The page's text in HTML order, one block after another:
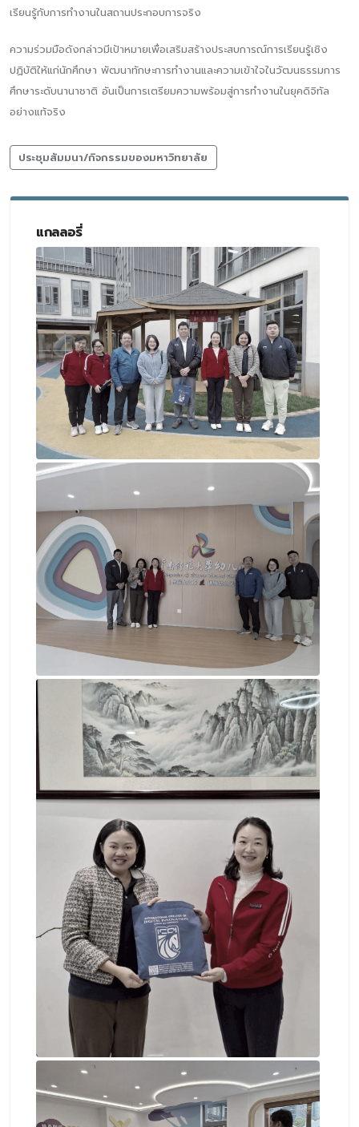
เรียนรู้กับการทำงานในสถานประกอบการจริง
ความร่วมมือดังกล่าวมีเป้าหมายเพื่อเสริมสร้างประสบการณ์การเรียนรู้เชิง
ปฏิบัติให้แก่นักศึกษา พัฒนาทักษะการทำงานและความเข้าใจในวัฒนธรรมการ
ศึกษาระดับนานาชาติ อันเป็นการเตรียมความพร้อมสู่การทำงานในยุคดิจิทัล
อย่างแท้จริง
ประชุมสัมมนา/กิจกรรมของมหาวิทยาลัย
แกลลอรี่